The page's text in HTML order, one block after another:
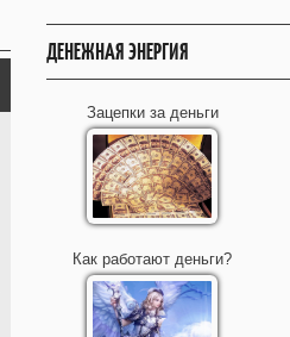
ДЕНЕЖНАЯ ЭНЕРГИЯ
Зацепки за деньги
Как работают деньги?